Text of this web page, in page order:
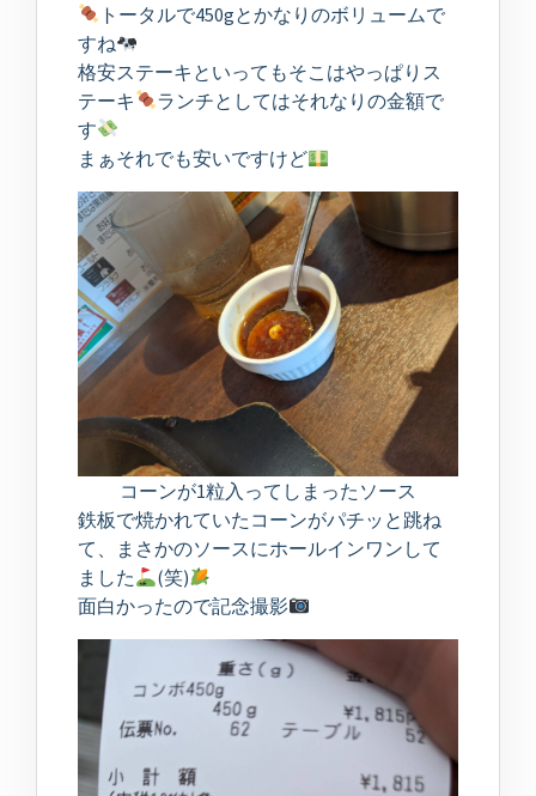
トータルで450gとかなりのボリュームで
すね
格安ステーキといってもそこはやっぱりス
テーキ
ランチとしてはそれなりの金額で
す
まぁそれでも安いですけど
コーンが1粒入ってしまったソース
鉄板で焼かれていたコーンがパチッと跳ね
て、まさかのソースにホールインワンして
ました
(笑)
面白かったので記念撮影